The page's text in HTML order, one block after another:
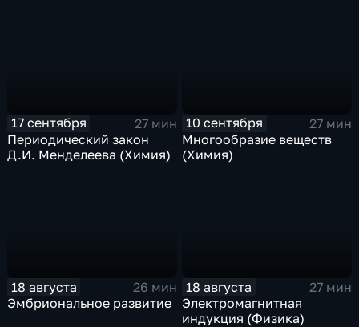
17 сентября
27 мин
Периодический закон
Д.И. Менделеева (Химия)
10 сентября
27 мин
Многообразие веществ
(Химия)
18 августа
26 мин
Эмбриональное развитие
18 августа
27 мин
Электромагнитная
индукция (Физика)